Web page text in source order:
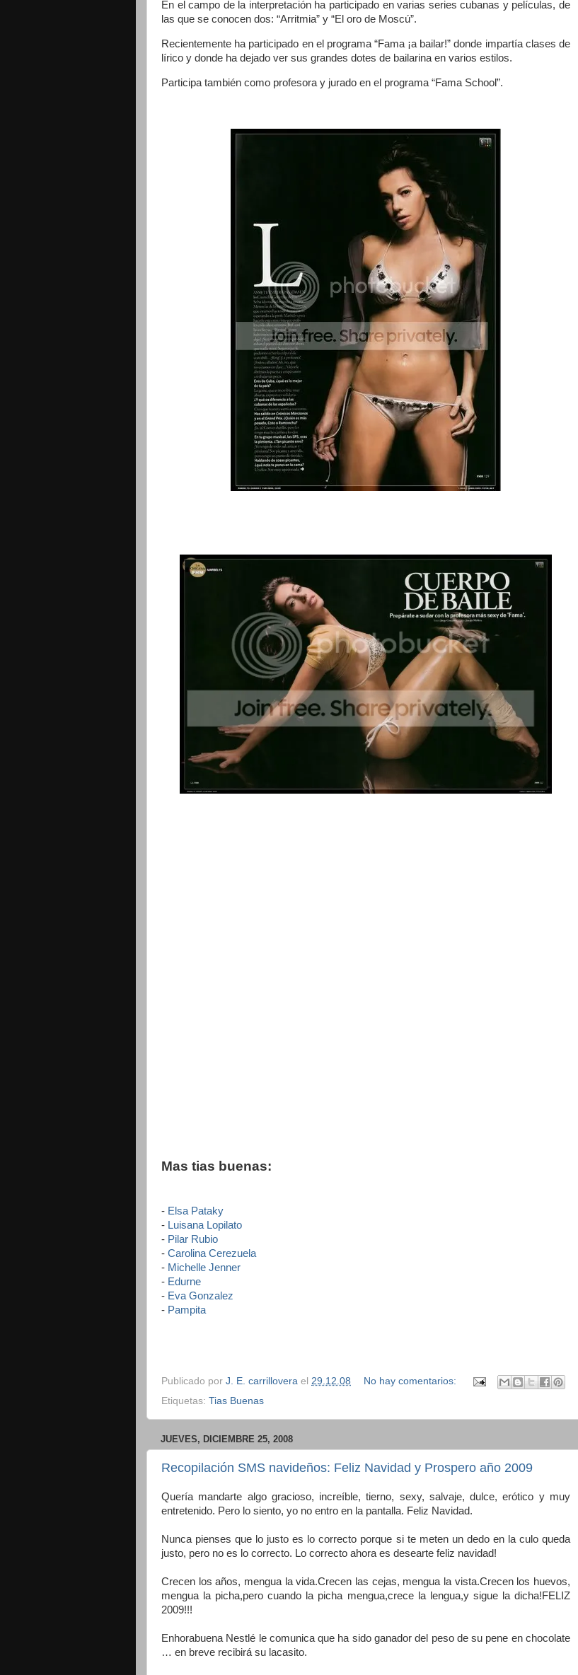
En el campo de la interpretación ha participado en varias series cubanas y películas, de
las que se conocen dos: “Arritmia” y “El oro de Moscú”.
Recientemente ha participado en el programa “Fama ¡a bailar!” donde impartía clases de
lírico y donde ha dejado ver sus grandes dotes de bailarina en varios estilos.
Participa también como profesora y jurado en el programa “Fama School”.
Mas tias buenas:
- Elsa Pataky
- Luisana Lopilato
- Pilar Rubio
- Carolina Cerezuela
- Michelle Jenner
- Edurne
- Eva Gonzalez
- Pampita
Publicado por J. E. carrillovera el 29.12.08
No hay comentarios:
Etiquetas: Tias Buenas
JUEVES, DICIEMBRE 25, 2008
Recopilación SMS navideños: Feliz Navidad y Prospero año 2009
Quería mandarte algo gracioso, increíble, tierno, sexy, salvaje, dulce, erótico y muy
entretenido. Pero lo siento, yo no entro en la pantalla. Feliz Navidad.
Nunca pienses que lo justo es lo correcto porque si te meten un dedo en la culo queda
justo, pero no es lo correcto. Lo correcto ahora es desearte feliz navidad!
Crecen los años, mengua la vida.Crecen las cejas, mengua la vista.Crecen los huevos,
mengua la picha,pero cuando la picha mengua,crece la lengua,y sigue la dicha!FELIZ
2009!!!
Enhorabuena Nestlé le comunica que ha sido ganador del peso de su pene en chocolate
… en breve recibirá su lacasito.